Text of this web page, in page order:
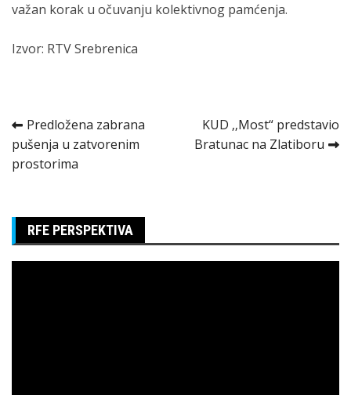
važan korak u očuvanju kolektivnog pamćenja.
Izvor: RTV Srebrenica
Kretanje
članka
Predložena zabrana
pušenja u zatvorenim
prostorima
KUD ‚‚Most“ predstavio
Bratunac na Zlatiboru
RFE PERSPEKTIVA